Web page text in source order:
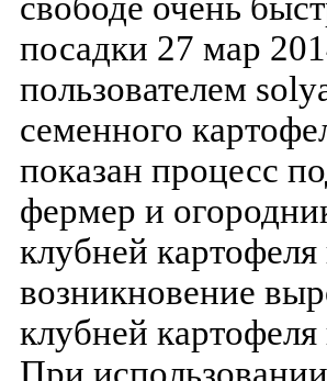
посадки 27 мар
пользователем
семенного
показан процесс
фермер и
клубней
возникновение
клубней